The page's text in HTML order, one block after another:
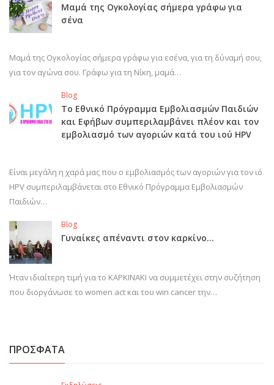
Μαμά της Ογκολογίας σήμερα γράφω για
σένα
Μαμά της Ογκολογίας σήμερα γράφω για εσένα, για τη δύναμή σου,
για τον αγώνα σου. Γράφω για τη Νίκη, μαμά…
Blog
Το Εθνικό Πρόγραμμα Εμβολιασμών Παιδιών
και Εφήβων συμπεριλαμβάνει πλέον και τον
εμβολιασμό των αγοριών κατά του ιού HPV
Είναι μεγάλη η χαρά μας που ο εμβολιασμός των αγοριών για τον ιό
HPV συμπεριλαμβάνεται στο Εθνικό Πρόγραμμα Εμβολιασμών
Παιδιών…
Blog
Γυναίκες απέναντι στον καρκίνο…
Ήταν ιδιαίτερη τιμή για το ΚΑΡΚΙΝΑΚΙ να συμμετέχει στην συζήτηση
που διοργάνωσε το women act και του win cancer την…
ΠΡΟΣΦΑΤΑ